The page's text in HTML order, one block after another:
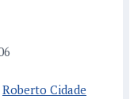
Roberto Cidade